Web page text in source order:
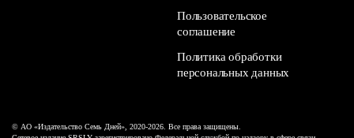
Пользовательское
соглашение
Политика обработки
персональных данных
© АО «Издательство Семь Дней», 2020-2026. Все права защищены.